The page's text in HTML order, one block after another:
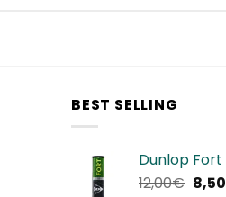
BEST SELLING
Dunlop Fort
12,00€ Il
8,50